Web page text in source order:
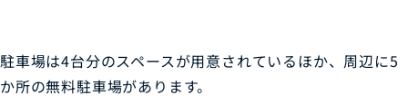
駐車場は4台分のスペースが用意されているほか、周辺に5
か所の無料駐車場があります。